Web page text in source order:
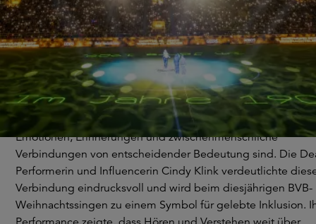
Musik und Emotionen haben die besondere Fähigkeit,
Menschen über alle Grenzen hinweg zu verbinden. Unser
Gehör übernimmt dabei weit mehr Aufgaben als nur das
Empfangen von akustischen Reizen. Unsere Ohren sind
nachweislich auch der Zugang zu unserem emotionalen
Empfinden und der sozialen Teilhabe. Der Klang einer
oder die Worte eines Liedes aktivieren Gehirnregionen, die
Emotionen, Erinnerungen und zwischenmenschliche
Verbindungen von entscheidender Bedeutung sind. Die
Performerin und Influencerin Cindy Klink verdeutlichte
Verbindung eindrucksvoll und wird beim diesjährigen BVB-
Weihnachtssingen zu einem Symbol für gelebte Inklusion.